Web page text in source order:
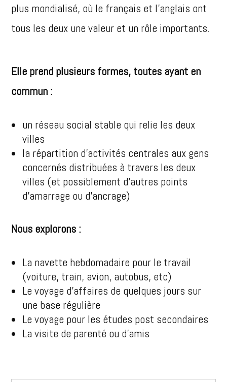
plus mondialisé, où le français et l’anglais ont
tous les deux une valeur et un rôle importants.
Elle prend plusieurs formes, toutes ayant en
commun :
un réseau social stable qui relie les deux
villes
la répartition d’activités centrales aux gens
concernés distribuées à travers les deux
villes (et possiblement d’autres points
d’amarrage ou d’ancrage)
Nous explorons :
La navette hebdomadaire pour le travail
(voiture, train, avion, autobus, etc)
Le voyage d’affaires de quelques jours sur
une base régulière
Le voyage pour les études post secondaires
La visite de parenté ou d’amis